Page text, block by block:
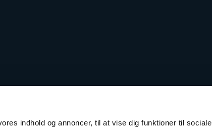
indhold og annoncer, til at vise dig funktioner til sociale